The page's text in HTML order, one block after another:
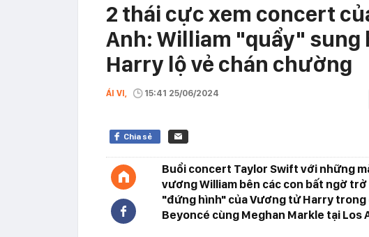
2 thái cực xem concert
Anh: William "quẩy" sung
Harry lộ vẻ chán chường
ÁI VI, 15:41 25/06/2024
Chia sẻ
Buổi concert Taylor Swift với những
vương William bên các con bất ngờ
"đứng hình" của Vương tử Harry trong
Beyoncé cùng Meghan Markle tại Los